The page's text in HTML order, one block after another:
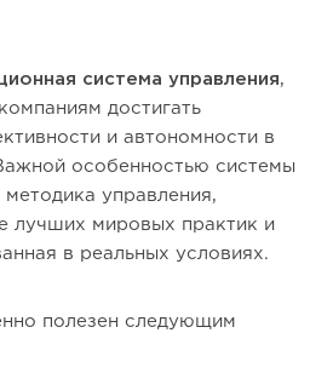
система управления,
достигать
и автономности в
особенностью системы
методика управления,
лучших мировых практик и
в реальных условиях.
полезен следующим